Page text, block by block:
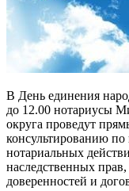
В День единения
до 12.00 нотариусы
округа проведут
консультированию
нотариальных
наследственных
доверенностей и